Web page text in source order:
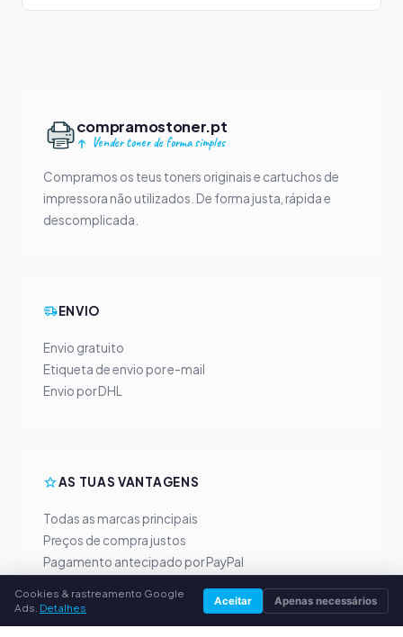
compramostoner.pt
Vender toner de forma simples
Compramos os teus toners originais e cartuchos de
impressora não utilizados. De forma justa, rápida e
descomplicada.
ENVIO
Envio gratuito
Etiqueta de envio por e-mail
Envio por DHL
AS TUAS VANTAGENS
Todas as marcas principais
Preços de compra justos
Pagamento antecipado por PayPal
Cookies & rastreamento Google
Ads. Detalhes Aceitar Apenas necessários